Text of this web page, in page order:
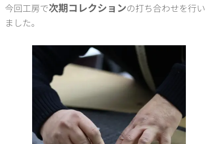
今回工房で次期コレクションの打ち合わせを行い
ました。